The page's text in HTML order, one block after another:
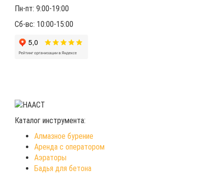
Пн-пт: 9:00-19:00
Сб-вс: 10:00-15:00
Каталог инструмента:
Алмазное бурение
Аренда с оператором
Аэраторы
Бадья для бетона